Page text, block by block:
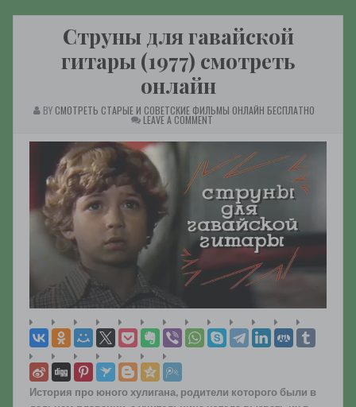
Струны для гавайской
гитары (1977) смотреть
онлайн
BY СМОТРЕТЬ СТАРЫЕ И СОВЕТСКИЕ ФИЛЬМЫ ОНЛАЙН БЕСПЛАТНО
LEAVE A COMMENTON
ГИТАРЫ
(1977)
СМОТРЕТЬ
ОНЛАЙН
История про юного хулигана, родители которого были в